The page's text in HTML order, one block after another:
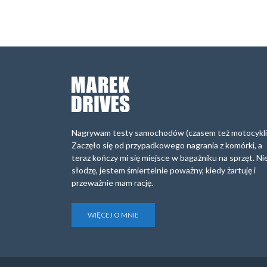
Nagrywam testy samochodów (czasem też
Zaczęło się od przypadkowego nagrania z komórki, a
teraz kończy mi się miejsce w bagażniku na sprzęt.
słodzę, jestem śmiertelnie poważny, kiedy żartuję i
przeważnie mam rację.
WIĘCEJ O MNIE